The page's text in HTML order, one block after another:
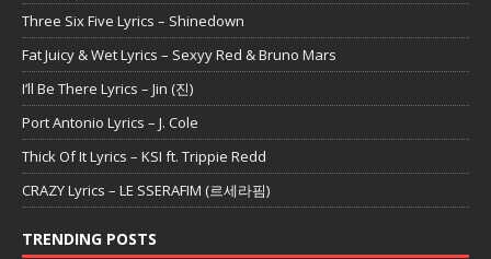
Three Six Five Lyrics – Shinedown
Fat Juicy & Wet Lyrics – Sexyy Red & Bruno Mars
I’ll Be There Lyrics – Jin (진)
Port Antonio Lyrics – J. Cole
Thick Of It Lyrics – KSI ft. Trippie Redd
CRAZY Lyrics – LE SSERAFIM (르세라핌)
TRENDING POSTS